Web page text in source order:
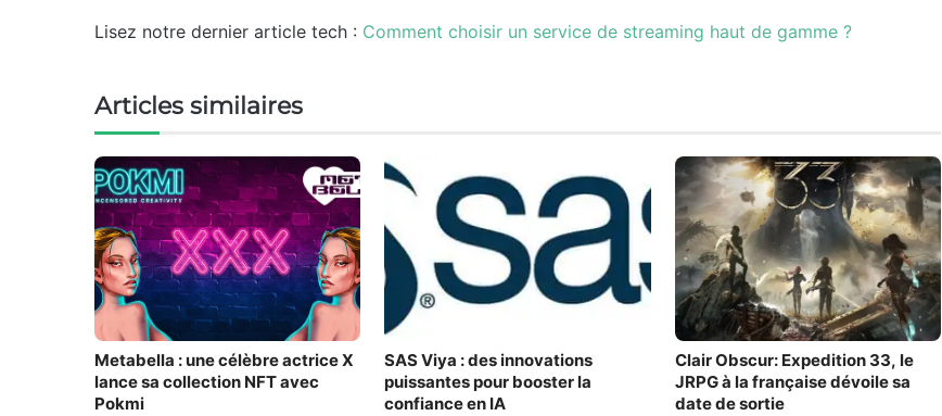
Lisez notre dernier article tech : Comment choisir un service de streaming haut de gamme ?
Articles similaires
Metabella : une célèbre actrice X
lance sa collection NFT avec
Pokmi
SAS Viya : des innovations
puissantes pour booster la
confiance en IA
Clair Obscur: Expedition 33, le
JRPG à la française dévoile sa
date de sortie